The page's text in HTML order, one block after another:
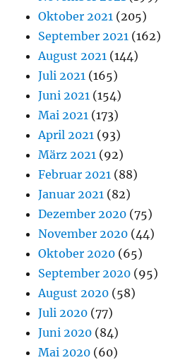
Oktober 2021 (205)
September 2021 (162)
August 2021 (144)
Juli 2021 (165)
Juni 2021 (154)
Mai 2021 (173)
April 2021 (93)
März 2021 (92)
Februar 2021 (88)
Januar 2021 (82)
Dezember 2020 (75)
November 2020 (44)
Oktober 2020 (65)
September 2020 (95)
August 2020 (58)
Juli 2020 (77)
Juni 2020 (84)
Mai 2020 (60)